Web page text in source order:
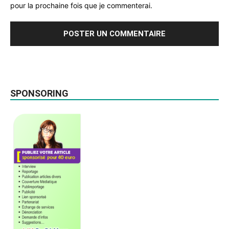
pour la prochaine fois que je commenterai.
SPONSORING